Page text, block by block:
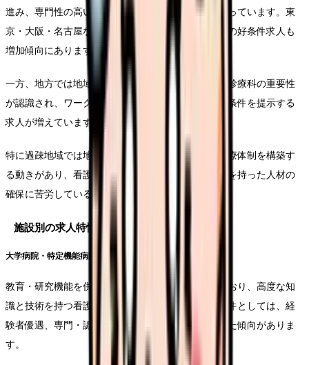
進み、専門性の高い総合診療科看護師の需要が高まっています。東
京・大阪・名古屋などの大都市では月給30万円以上の好条件求人も
増加傾向にあります。
一方、地方では地域医療の中核を担う病院での総合診療科の重要性
が認識され、ワークライフバランスに配慮した勤務条件を提示する
求人が増えています。
特に過疎地域では地域包括ケアの中心として総合診療体制を構築す
る動きがあり、看護師の需要は高いものの、専門性を持った人材の
確保に苦労している状況です。
施設別の求人特性
大学病院・特定機能病院
教育・研究機能を併せ持つ総合診療科が設置されており、高度な知
識と技術を持つ看護師が求められています。求人条件としては、経
験者優遇、専門・認定看護師資格保持者歓迎といった傾向がありま
す。